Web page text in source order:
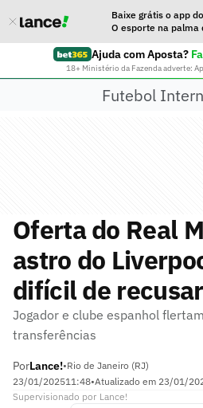
Baixe grátis o app
O esporte na palma
Ajuda com Aposta?
18+ Ministério da Fazenda adverte:
Futebol
Oferta do Real
astro do
difícil de
Jogador e clube espanhol
transferências
PorLance!•Rio de Janeiro (RJ)
23/01/202511:48•Atualizado em 23/01/
Supervisionado por Lance!